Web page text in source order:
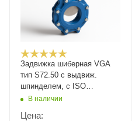
Задвижка шиберная VGA
тип S72.50 с выдвиж.
шпинделем, с ISO
фланцем Ду-300 Ру-10
В наличии
Цена: